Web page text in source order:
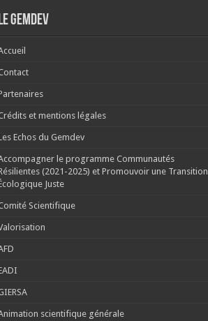
Gemdev
et mentions légales
Echos du Gemdev
le programme Communautés
(2021-2025) et Promouvoir une Transition
Juste
Scientifique
scientifique générale